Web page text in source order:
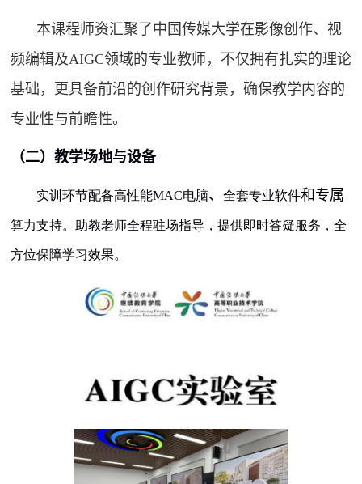
本课程师资汇聚了中国传媒大学在影像创作、视
频编辑及AIGC领域的专业教师，不仅拥有扎实的理论
基础，更具备前沿的创作研究背景，确保教学内容的
专业性与前瞻性。
（二）教学场地与设备
实训环节配备高性能MAC电脑、全套专业软件和专属
算力支持。助教老师全程驻场指导，提供即时答疑服务，全
方位保障学习效果。